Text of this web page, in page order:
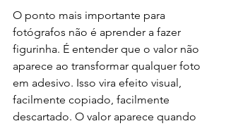
O ponto mais importante para
fotógrafos não é aprender a fazer
figurinha. É entender que o valor não
aparece ao transformar qualquer foto
em adesivo. Isso vira efeito visual,
facilmente copiado, facilmente
descartado. O valor aparece quando